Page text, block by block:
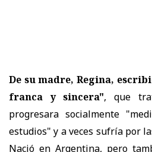
De su madre, Regina,
franca y sincera", que
progresara socialmente
estudios" y a veces sufría por
Nació en Argentina, pero